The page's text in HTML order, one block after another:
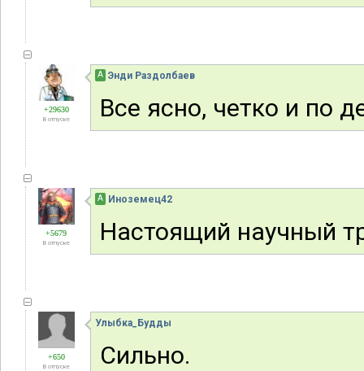
+29630
В отпуске
А Энди Раздолбаев
Все ясно, четко и по
+5679
В отпуске
А Иноземец42
Настоящий научный
+650
В отпуске
Улыбка_Будды
Сильно.